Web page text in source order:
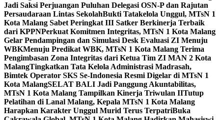
Jadi Saksi Perjuangan Puluhan Delegasi OSN-P dan Rajutan
Persaudaraan Lintas SekolahBukti Tatakelola Unggul, MTsN 1
Kota Malang Sabet Peringkat III Satker Berkinerja Terbaik
dari KPPNPerkuat Komitmen Integritas, MTsN 1 Kota Malang
Gelar Pendampingan dan Simulasi Desk Evaluasi ZI Menuju
WBKMenuju Predikat WBK, MTsN 1 Kota Malang Terima
Pengimbasan Zona Integritas dari Ketua Tim ZI MAN 2 Kota
MalangTingkatkan Tata Kelola Administrasi Madrasah,
Bimtek Operator SKS Se-Indonesia Resmi Digelar di MTsN 1
Kota MalangSELAT BALI Jadi Panggung Akuntabilitas,
MTsN 1 Kota Malang Tampilkan Kinerja Triwulan IITutup
Pelatihan di Lanal Malang, Kepala MTsN 1 Kota Malang
Harapkan Karakter Unggul Murid Terus TerpatriBuka